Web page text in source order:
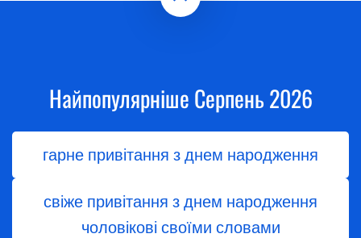
Найпопулярніше Серпень 2026
гарне привітання з днем народження
свіже привітання з днем народження
чоловікові своїми словами